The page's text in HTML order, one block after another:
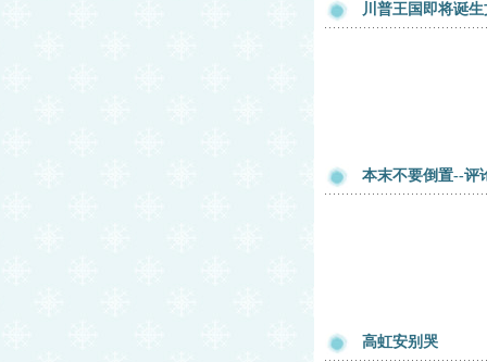
川普王国即将诞
本末不要倒置--评
高虹安别哭